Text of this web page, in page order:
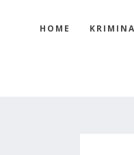
HOME